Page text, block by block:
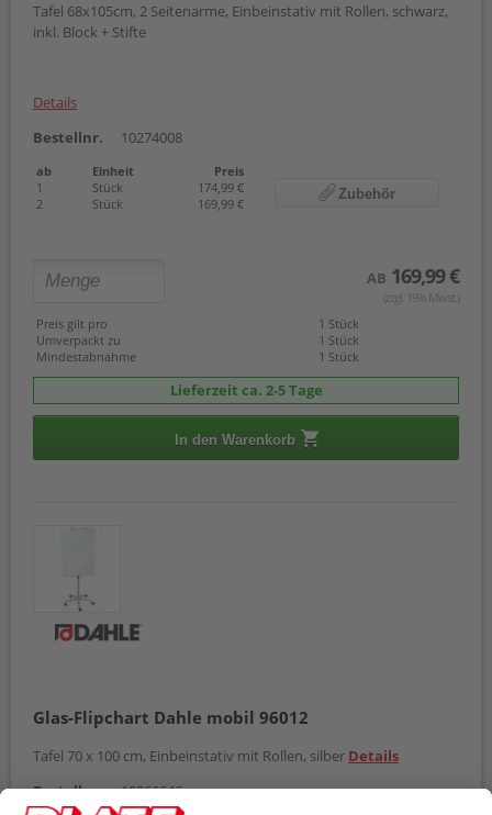
Tafel 68x105cm, 2 Seitenarme, Einbeinstativ mit Rollen, schwarz,
inkl. Block + Stifte
Details
Bestellnr.
10274008
ab Einheit
Preis
1
Stück
174,99 €
2
Stück 169,99 €
Zubehör
AB 169,99 €
(zzgl. 19% Mwst.)
Preis gilt pro
1 Stück
Umverpackt zu
1 Stück
Mindestabnahme
1 Stück
Lieferzeit ca. 2-5 Tage
In den Warenkorb
Glas-Flipchart Dahle mobil 96012
Tafel 70 x 100 cm, Einbeinstativ mit Rollen, silber Details
Bestellnr.
10266646